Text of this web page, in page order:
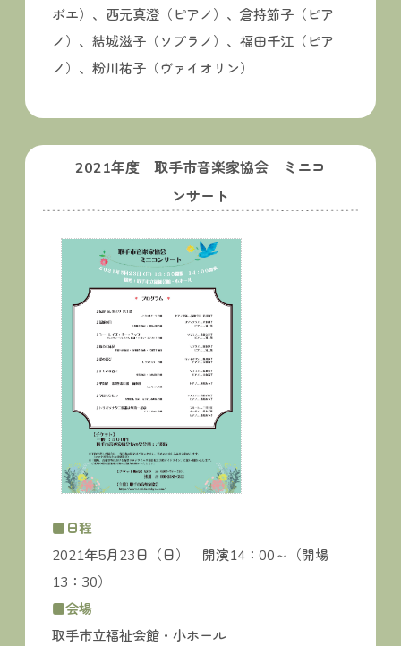
ボエ）、西元真澄（ピアノ）、倉持節子（ピア
ノ）、結城滋子（ソプラノ）、福田千江（ピア
ノ）、粉川祐子（ヴァイオリン）
2021年度 取手市音楽家協会 ミニコ
ンサート
■日程
2021年5月23日（日） 開演14：00～（開場
13：30）
■会場
取手市立福祉会館・小ホール